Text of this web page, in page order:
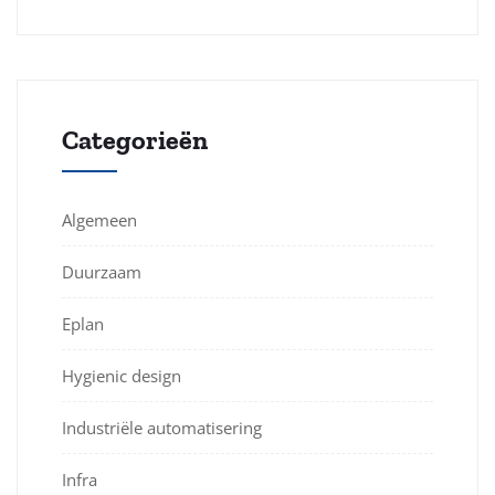
Categorieën
Algemeen
Duurzaam
Eplan
Hygienic design
Industriële automatisering
Infra